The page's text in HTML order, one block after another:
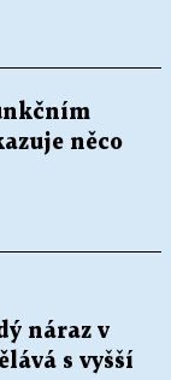
něco
náraz v
s vyšší